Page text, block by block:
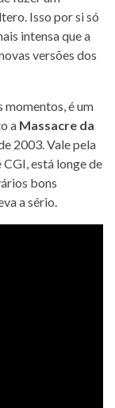
Isso por si só
intensa que a
versões dos
é um
a Massacre da
2003. Vale pela
está longe de
bons
a sério.